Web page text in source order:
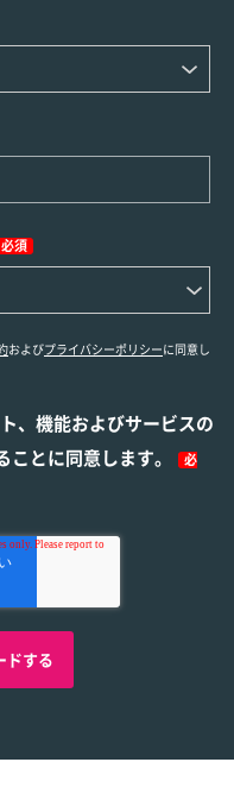
必須
およびプライバシーポリシーに同意し
、機能およびサービスの
とに同意します。
必